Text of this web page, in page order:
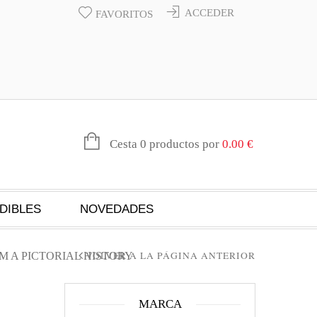
ACCEDER
FAVORITOS
Cesta 0 productos por 0.00 €
NOVEDADES
A PICTORIAL HISTORYVOLVER A LA PÁGINA ANTERIOR
MARCA